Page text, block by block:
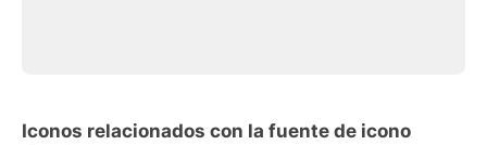
Iconos relacionados con la fuente de icono